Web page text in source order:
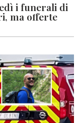
i funerali di
ma offerte